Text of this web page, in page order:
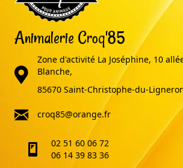
Animalerie Croq'85
adresse
Zone d'activité La Joséphine, 10
Blanche,
85670 Saint-Christophe-du-
email
croq85@orange.fr
telephone02 51 60 06 72
06 14 39 83 36